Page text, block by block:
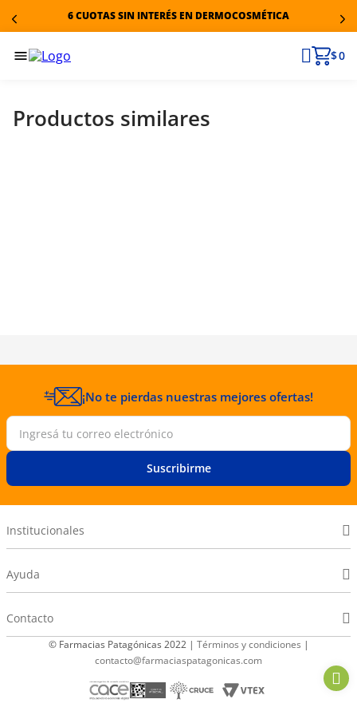
6 CUOTAS SIN INTERÉS EN DERMOCOSMÉTICA
$ 0
Productos similares
¡No te pierdas nuestras mejores ofertas!
Suscribirme
Institucionales
Ayuda
Contacto
© Farmacias Patagónicas 2022 | Términos y condiciones |
contacto@farmaciaspatagonicas.com